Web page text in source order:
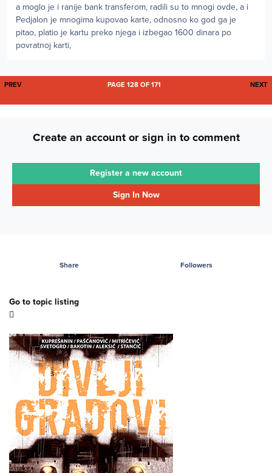
a moglo je i ranije bank transferom, radili su to mnogi ovde, a i
Pedjalon je mnogima kupovao karte, odnosno ko god ga je
pitao, platio je kartu preko njega i izbegao 1600 dinara po
povratnoj karti,
FIRST PAGE
PREV NEXT
PAGE 128 OF 171
Create an account or sign in to comment
Register a new account
Sign In Now
Share Followers
Go to topic listing